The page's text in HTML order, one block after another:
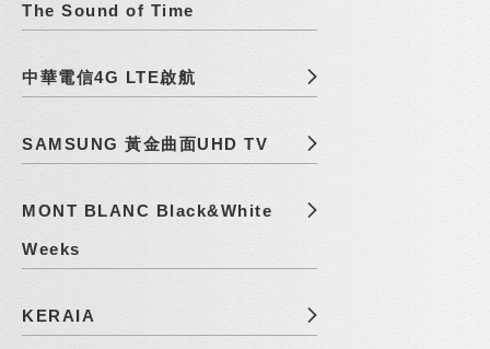
The Sound of Time
中華電信4G LTE啟航
SAMSUNG 黃金曲面UHD TV
MONT BLANC Black&White
Weeks
KERAIA